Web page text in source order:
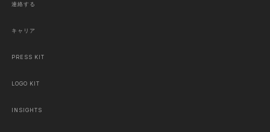
連絡する
キャリア
PRESS KIT
LOGO KIT
INSIGHTS